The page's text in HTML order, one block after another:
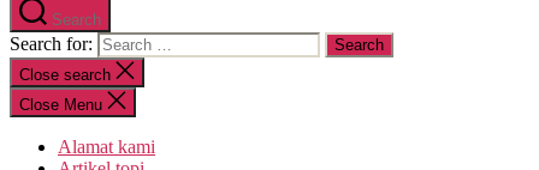
Search
Search for:
Close search
Close Menu
Alamat kami